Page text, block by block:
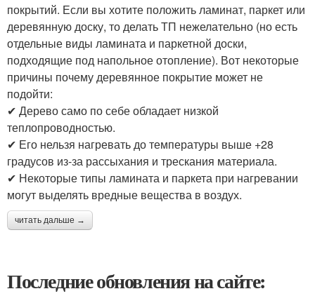
покрытий. Если вы хотите положить ламинат, паркет или
деревянную доску, то делать ТП нежелательно (но есть
отдельные виды ламината и паркетной доски,
подходящие под напольное отопление). Вот некоторые
причины почему деревянное покрытие может не
подойти:
✔ Дерево само по себе обладает низкой
теплопроводностью.
✔ Его нельзя нагревать до температуры выше +28
градусов из-за рассыхания и трескания материала.
✔ Некоторые типы ламината и паркета при нагревании
могут выделять вредные вещества в воздух.
читать дальше →
Последние обновления на сайте: